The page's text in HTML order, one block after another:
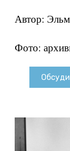
Автор:
Фото: